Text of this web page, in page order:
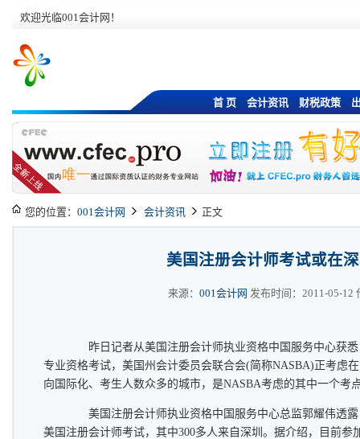
欢迎光临001会计网！
首 页 会计资讯 财税政策
您的位置： 001会计网 会计资讯 正文
美国注册会计师考试或在
来源： 001会计网 发布时间：2011-05-12
昨日记者从美国注册会计师执业资格中国服务中心获悉
专业资格考试，美国州会计委员会联合会(简称NASBA)正考虑
向国际化、考生人数众多的城市，是NASBA考虑的其中一个考
美国注册会计师执业资格中国服务中心总监郭耀伟透露
美国注册会计师考试，其中300多人来自深圳。据介绍，目前参